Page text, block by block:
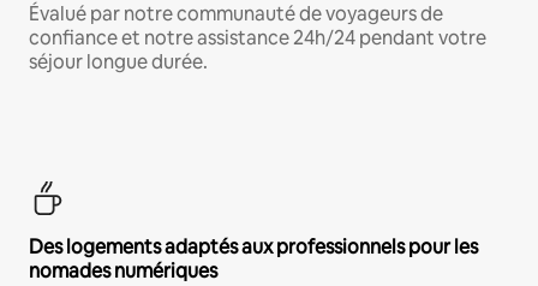
Évalué par notre communauté de voyageurs de
confiance et notre assistance 24h/24 pendant votre
séjour longue durée.
Des logements adaptés aux professionnels pour les
nomades numériques